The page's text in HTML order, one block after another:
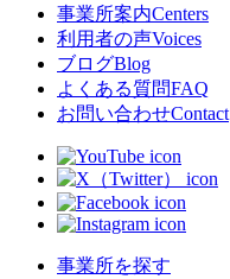
事業所案内Centers
利用者の声Voices
ブログBlog
よくある質問FAQ
お問い合わせContact
事業所を探す